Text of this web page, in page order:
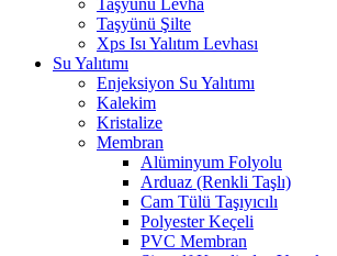
Taşyünü Levha
Taşyünü Şilte
Xps Isı Yalıtım Levhası
Su Yalıtımı
Enjeksiyon Su Yalıtımı
Kalekim
Kristalize
Membran
Alüminyum Folyolu
Arduaz (Renkli Taşlı)
Cam Tülü Taşıyıcılı
Polyester Keçeli
PVC Membran